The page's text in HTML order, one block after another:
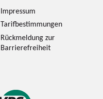
Impressum
Tarifbestimmungen
Rückmeldung zur
Barrierefreiheit